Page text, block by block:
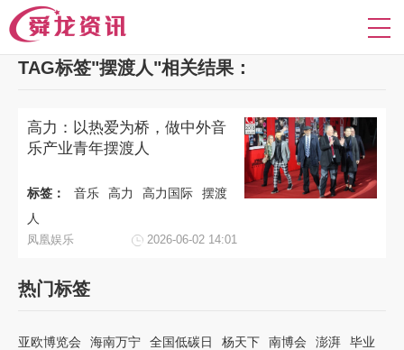
TAG标签"摆渡人"相关结果：
高力：以热爱为桥，做中外音
乐产业青年摆渡人
标签： 音乐 高力 高力国际
摆渡
人
凤凰娱乐 2026-06-02 14:01
热门标签
亚欧博览会 海南万宁 全国低碳日 杨天下 南博会 澎湃
毕业